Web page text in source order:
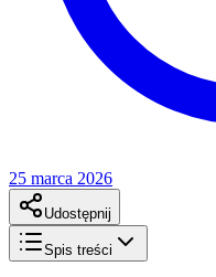
25 marca 2026
Udostępnij
Spis treści